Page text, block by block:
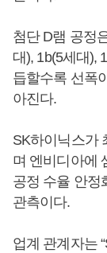
첨단 D램 공정
대), 1b(5세대),
듭할수록 선폭
아진다.
SK하이닉스가
며 엔비디아에
공정 수율 안정
관측이다.
업계 관계자는